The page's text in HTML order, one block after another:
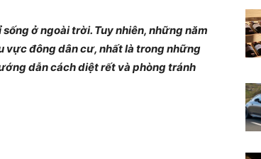
ở ngoài trời. Tuy nhiên, những năm
vực đông dân cư, nhất là trong những
dẫn cách diệt rết và phòng tránh